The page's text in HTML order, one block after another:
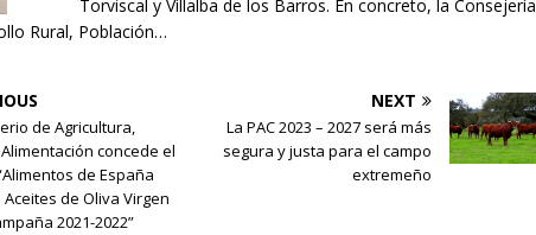
Torviscal y Villalba de los Barros. En concreto, la Consejería
Rural, Población…
de Agricultura,
concede el
de España
de Oliva Virgen
2021-2022”
NEXT
La PAC 2023 – 2027 será más
segura y justa para el campo
extremeño